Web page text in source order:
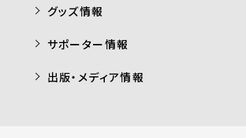
グッズ情報
サポーター情報
出版・メディア情報